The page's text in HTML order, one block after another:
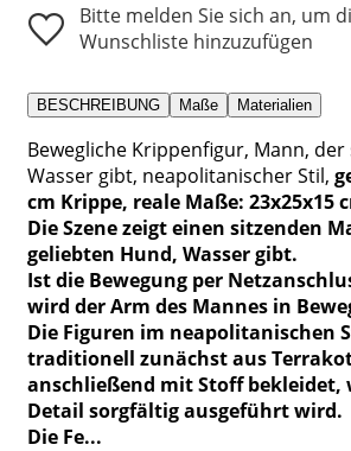
Bitte melden Sie sich an, um
Wunschliste hinzuzufügen
BESCHREIBUNG Maße Materialien
Bewegliche Krippenfigur, Mann,
Wasser gibt, neapolitanischer Stil,
cm Krippe, reale Maße: 23x25x15
Die Szene zeigt einen sitzenden
geliebten Hund, Wasser gibt.
Ist die Bewegung per
wird der Arm des Mannes in
Die Figuren im neapolitanischen
traditionell zunächst aus
anschließend mit Stoff bekleidet,
Detail sorgfältig ausgeführt wird.
Die Fe...